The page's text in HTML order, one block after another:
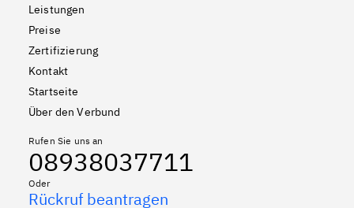
Leistungen
Preise
Zertifizierung
Kontakt
Startseite
Über den Verbund
Rufen Sie uns an
08938037711
Oder
Rückruf beantragen